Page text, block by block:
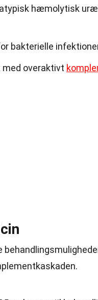
hæmolytisk
bakterielle
overaktivt